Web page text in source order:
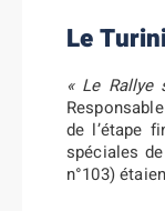
Le
« Le
de l’étape
spéciales
n°103)